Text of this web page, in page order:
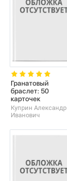
Гранатовый
браслет: 50
карточек
Куприн Александр
Иванович